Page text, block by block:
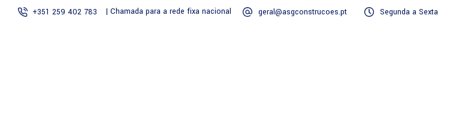
+351 259 402 783 | Chamada para a rede fixa nacional geral@asgconstrucoes.pt Segunda a Sexta